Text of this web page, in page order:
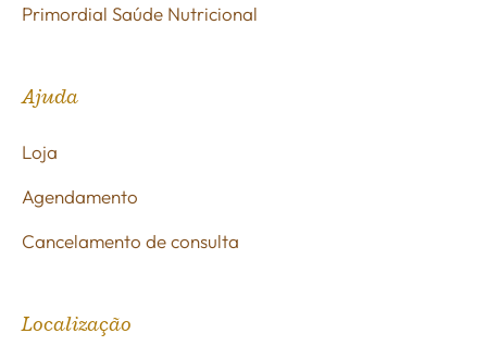
Primordial Saúde Nutricional
Ajuda
Loja
Agendamento
Cancelamento de consulta
Localização